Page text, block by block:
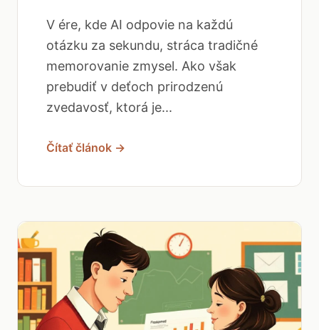
V ére, kde AI odpovie na každú
otázku za sekundu, stráca tradičné
memorovanie zmysel. Ako však
prebudiť v deťoch prirodzenú
zvedavosť, ktorá je...
Čítať článok →